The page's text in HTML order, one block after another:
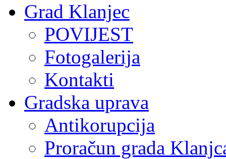
Grad Klanjec
POVIJEST
Fotogalerija
Kontakti
Gradska uprava
Antikorupcija
Proračun grada